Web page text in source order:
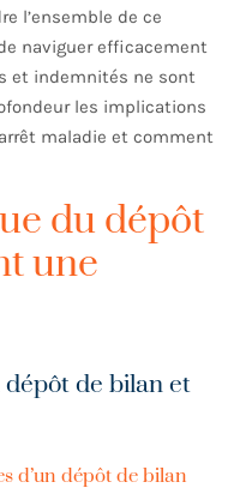
l’ensemble de ce
naviguer efficacement
et indemnités ne sont
les implications
maladie et comment
du dépôt
une
de bilan et
d’un dépôt de bilan